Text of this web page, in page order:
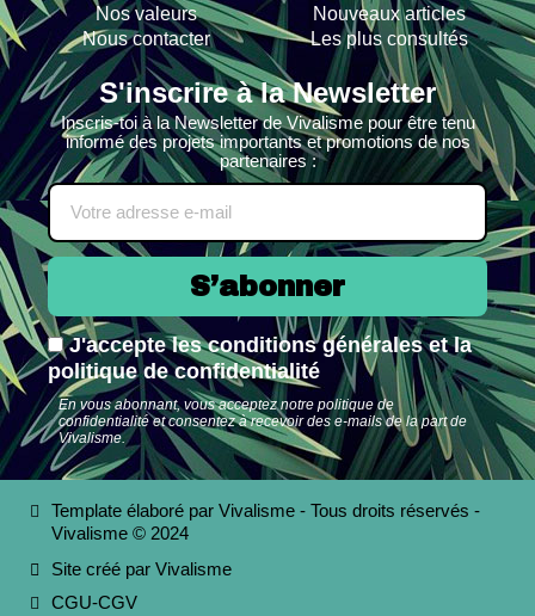
Nos valeurs
Nous contacter
Nouveaux articles
Les plus consultés
S'inscrire à la Newsletter
Inscris-toi à la Newsletter de Vivalisme pour être tenu
informé des projets importants et promotions de nos
partenaires :
S’abonner
J'accepte les conditions générales et la
politique de confidentialité
En vous abonnant, vous acceptez notre politique de
confidentialité et consentez à recevoir des e-mails de la part de
Vivalisme.
Template élaboré par Vivalisme - Tous droits réservés -
Vivalisme © 2024
Site créé par Vivalisme
CGU-CGV